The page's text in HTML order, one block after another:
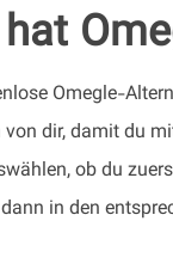
Omegle-
dir, damit du
ob du
in den